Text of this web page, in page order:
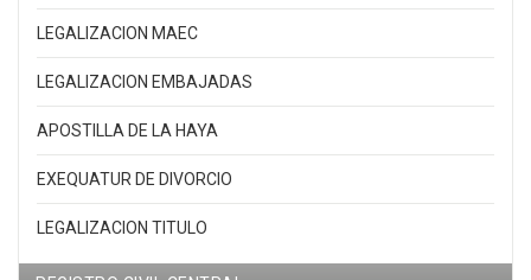
LEGALIZACION MAEC
LEGALIZACION EMBAJADAS
APOSTILLA DE LA HAYA
EXEQUATUR DE DIVORCIO
LEGALIZACION TITULO